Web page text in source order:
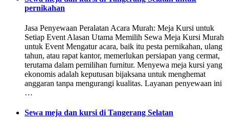
pernikahan
Jasa Penyewaan Peralatan Acara Murah: Meja Kursi untuk
Setiap Event Alasan Utama Memilih Sewa Meja Kursi Murah
untuk Event Mengatur acara, baik itu pesta pernikahan, ulang
tahun, atau rapat kantor, memerlukan persiapan yang cermat,
terutama dalam pemilihan furnitur. Menyewa meja kursi yang
ekonomis adalah keputusan bijaksana untuk menghemat
anggaran tanpa mengurangi kualitas. Layanan penyewaan ini
…
Sewa meja dan kursi di Tangerang Selatan